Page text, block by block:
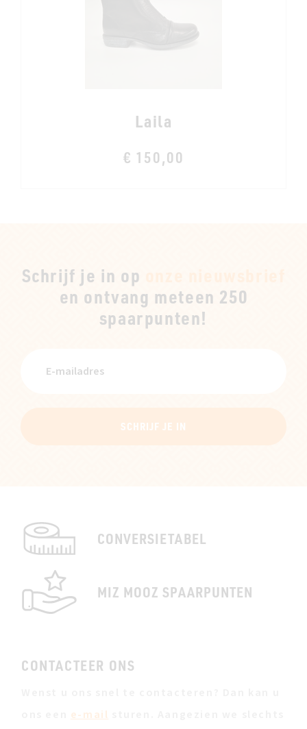
Laila
€ 150,00
Schrijf je in op
en ontvang meteen 250
spaarpunten!
SCHRIJF JE IN
CONVERSIETABEL
MIZ MOOZ SPAARPUNTEN
CONTACTEER ONS
e-mail